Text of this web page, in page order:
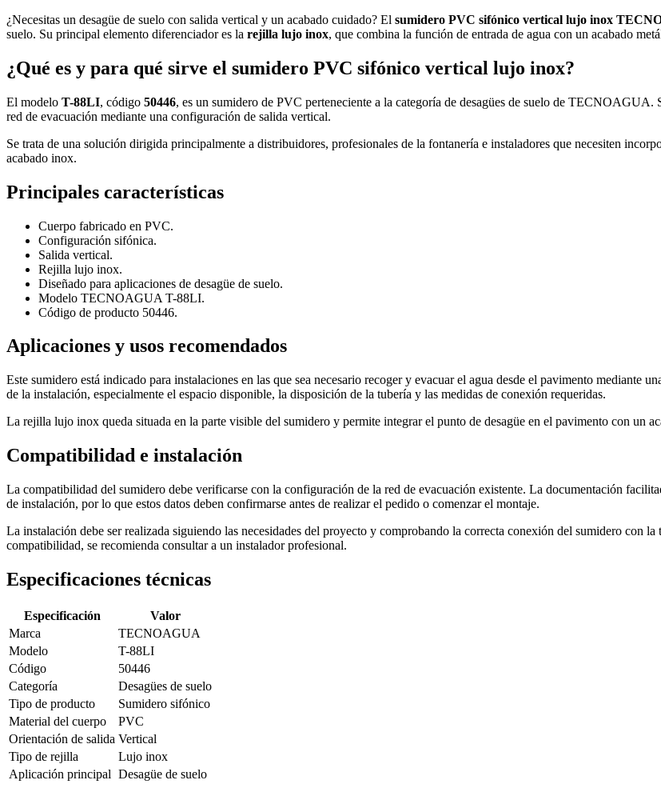
¿Necesitas un desagüe de suelo con salida vertical y un acabado cuidado? El sumidero PVC sifónico vertical lujo inox
suelo. Su principal elemento diferenciador es la rejilla lujo inox, que combina la función de entrada de agua con un acabado
¿Qué es y para qué sirve el sumidero PVC sifónico vertical lujo inox?
El modelo T-88LI, código 50446, es un sumidero de PVC perteneciente a la categoría de desagües de suelo de
red de evacuación mediante una configuración de salida vertical.
Se trata de una solución dirigida principalmente a distribuidores, profesionales de la fontanería e instaladores que necesiten
acabado inox.
Principales características
Cuerpo fabricado en PVC.
Configuración sifónica.
Salida vertical.
Rejilla lujo inox.
Diseñado para aplicaciones de desagüe de suelo.
Modelo TECNOAGUA T-88LI.
Código de producto 50446.
Aplicaciones y usos recomendados
Este sumidero está indicado para instalaciones en las que sea necesario recoger y evacuar el agua desde el pavimento mediante
de la instalación, especialmente el espacio disponible, la disposición de la tubería y las medidas de conexión requeridas.
La rejilla lujo inox queda situada en la parte visible del sumidero y permite integrar el punto de desagüe en el pavimento con un
Compatibilidad e instalación
La compatibilidad del sumidero debe verificarse con la configuración de la red de evacuación existente. La documentación
de instalación, por lo que estos datos deben confirmarse antes de realizar el pedido o comenzar el montaje.
La instalación debe ser realizada siguiendo las necesidades del proyecto y comprobando la correcta conexión del sumidero con
compatibilidad, se recomienda consultar a un instalador profesional.
Especificaciones técnicas
Especificación
Valor
Marca
TECNOAGUA
Modelo
T-88LI
Código
50446
Categoría
Desagües de suelo
Tipo de producto
Sumidero sifónico
Material del cuerpo
PVC
Orientación de salida Vertical
Tipo de rejilla
Lujo inox
Aplicación principal Desagüe de suelo